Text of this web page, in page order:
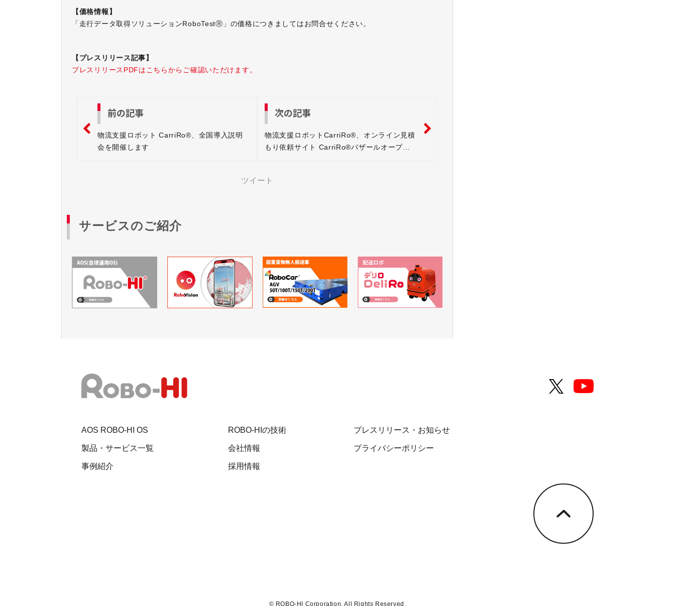
【価格情報】
「走行データ取得ソリューションRoboTestⓇ」の価格につきましてはお問合せください。
【プレスリリース記事】
プレスリリースPDFはこちらからご確認いただけます。
前の記事
物流支援ロボット CarriRo®、全国導入説明
会を開催します
次の記事
物流支援ロボットCarriRo®、オンライン見積
もり依頼サイト CarriRo®バザールオープ
ツイート
サービスのご紹介
AOS ROBO-HI OS
製品・サービス一覧
事例紹介
ROBO-HIの技術
会社情報
採用情報
プレスリリース・お知らせ
プライバシーポリシー
© ROBO-HI Corporation. All Rights Reserved.